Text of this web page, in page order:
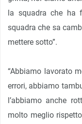
la squadra che ha
squadra che sa
mettere sotto”.
“Abbiamo lavorato
errori, abbiamo
l’abbiamo anche
molto meglio